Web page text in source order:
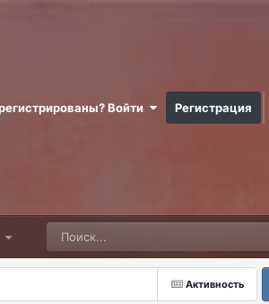
Войти Регистрация
Активность